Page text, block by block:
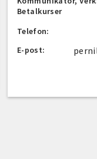
Betalkurser
Telefon:
E-post: